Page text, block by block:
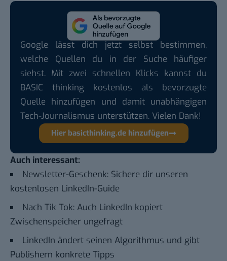
Google lässt dich jetzt selbst bestimmen,
welche Quellen du in der Suche häufiger
siehst. Mit zwei schnellen Klicks kannst du
BASIC thinking kostenlos als bevorzugte
Quelle hinzufügen und damit unabhängigen
Tech-Journalismus unterstützen. Vielen Dank!
Hier basicthinking.de hinzufügen
Auch interessant:
Newsletter-Geschenk: Sichere dir unseren
kostenlosen LinkedIn-Guide
Nach Tik Tok: Auch LinkedIn kopiert
Zwischenspeicher ungefragt
LinkedIn ändert seinen Algorithmus und gibt
Publishern konkrete Tipps